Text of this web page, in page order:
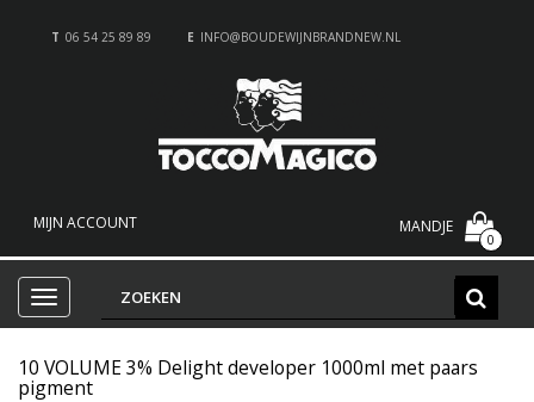
T 06 54 25 89 89 E INFO@BOUDEWIJNBRANDNEW.NL
MIJN ACCOUNT MANDJE
0
10 VOLUME 3% Delight developer 1000ml met paars
pigment